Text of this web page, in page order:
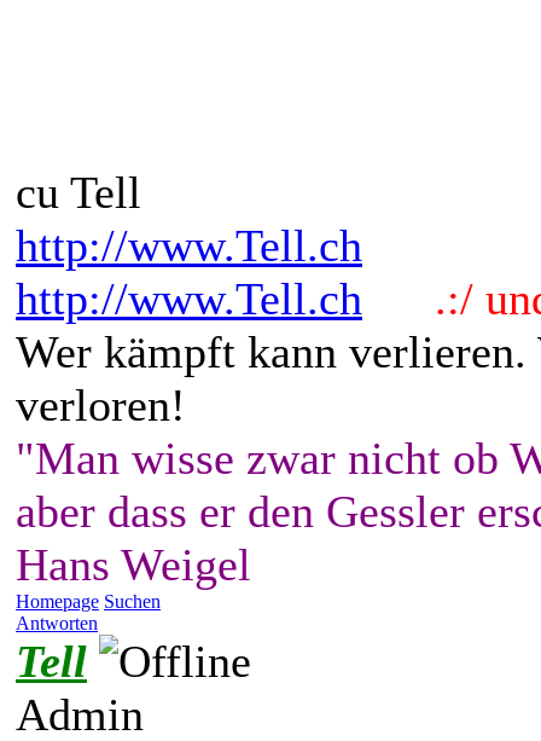
cu Tell
http://www.Tell.ch
http://www.Tell.ch
.:/
Wer kämpft kann
verloren!
"Man wisse zwar nicht ob
aber dass er den Gessler
Hans Weigel
Homepage Suchen
Antworten
Tell
Admin